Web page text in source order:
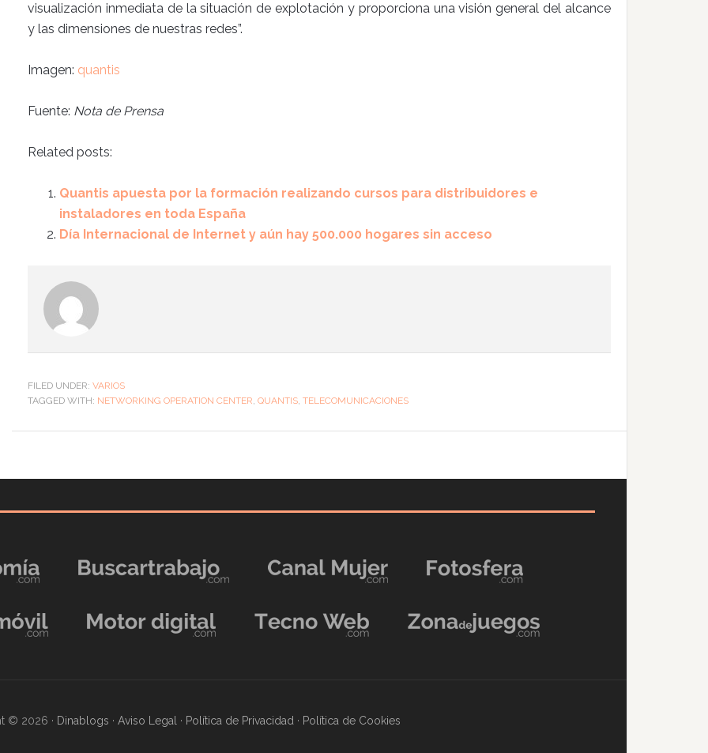
visualización inmediata de la situación de explotación y proporciona una visión general del alcance
y las dimensiones de nuestras redes”.
Imagen: quantis
Fuente: Nota de Prensa
Related posts:
Quantis apuesta por la formación realizando cursos para distribuidores e
instaladores en toda España
Día Internacional de Internet y aún hay 500.000 hogares sin acceso
FILED UNDER: VARIOS
TAGGED WITH: NETWORKING OPERATION CENTER, QUANTIS, TELECOMUNICACIONES
© 2026 · Dinablogs · Aviso Legal · Política de Privacidad · Política de Cookies